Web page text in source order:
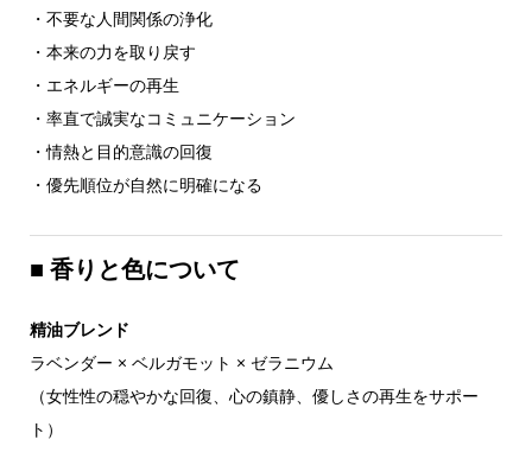
・不要な人間関係の浄化
・本来の力を取り戻す
・エネルギーの再生
・率直で誠実なコミュニケーション
・情熱と目的意識の回復
・優先順位が自然に明確になる
■ 香りと色について
精油ブレンド
ラベンダー × ベルガモット × ゼラニウム
（女性性の穏やかな回復、心の鎮静、優しさの再生をサポー
ト）